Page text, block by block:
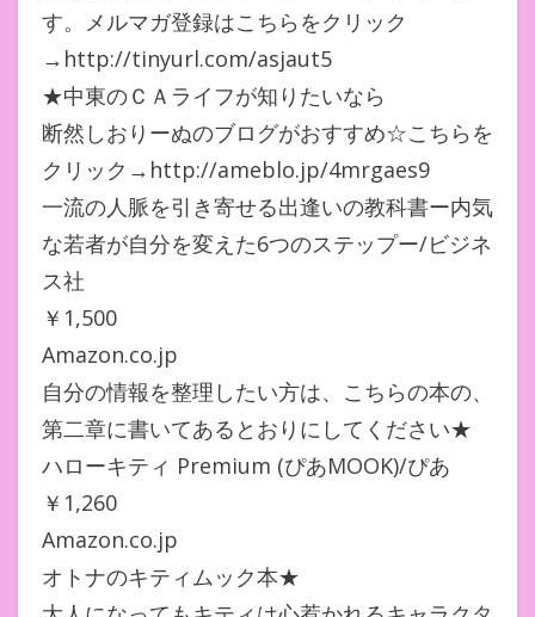
す。メルマガ登録はこちらをクリック
→http://tinyurl.com/asjaut5
★中東のＣＡライフが知りたいなら
断然しおりーぬのブログがおすすめ☆こちらを
クリック→http://ameblo.jp/4mrgaes9
一流の人脈を引き寄せる出逢いの教科書ー内気
な若者が自分を変えた6つのステップー/ビジネ
ス社
￥1,500
Amazon.co.jp
自分の情報を整理したい方は、こちらの本の、
第二章に書いてあるとおりにしてください★
ハローキティ Premium (ぴあMOOK)/ぴあ
￥1,260
Amazon.co.jp
オトナのキティムック本★